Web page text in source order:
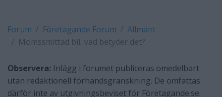
Forum Företagande Forum
Allmänt
Momssmittad bil, vad betyder det?
Observera: Inlägg i forumet publiceras omedelbart
utan redaktionell förhandsgranskning. De omfattas
därför inte av utgivningsbeviset för Företagande.se.